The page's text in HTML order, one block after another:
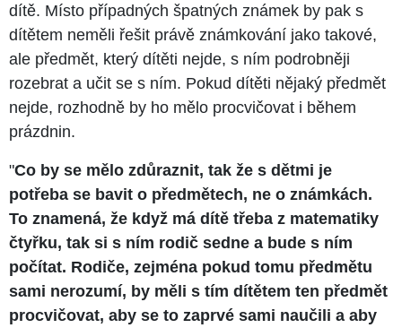
dítě. Místo případných špatných známek by pak s
dítětem neměli řešit právě známkování jako takové,
ale předmět, který dítěti nejde, s ním podrobněji
rozebrat a učit se s ním. Pokud dítěti nějaký předmět
nejde, rozhodně by ho mělo procvičovat i během
prázdnin.
"Co by se mělo zdůraznit, tak že s dětmi je
potřeba se bavit o předmětech, ne o známkách.
To znamená, že když má dítě třeba z matematiky
čtyřku, tak si s ním rodič sedne a bude s ním
počítat. Rodiče, zejména pokud tomu předmětu
sami nerozumí, by měli s tím dítětem ten předmět
procvičovat, aby se to zaprvé sami naučili a aby